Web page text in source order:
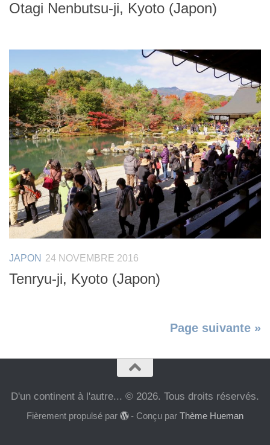
Otagi Nenbutsu-ji, Kyoto (Japon)
JAPON 24 NOVEMBRE 2016
Tenryu-ji, Kyoto (Japon)
Page suivante »
D'un continent à l'autre... © 2026. Tous droits réservés.
Fièrement propulsé par - Conçu parThème Hueman